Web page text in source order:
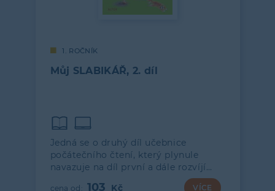
1. ROČNÍK
Můj SLABIKÁŘ, 2. díl
Jedná se o druhý díl učebnice
počátečního čtení, který plynule
navazuje na díl první a dále rozvíjí…
103 VÍCE